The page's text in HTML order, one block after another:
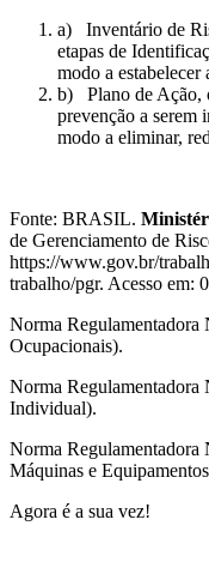
a) Inventário de
etapas de
modo a estabelecer
b) Plano de Ação,
prevenção a serem
modo a eliminar,
Fonte: BRASIL.
de Gerenciamento de
https://www.gov.br/
trabalho/pgr. Acesso em:
Norma Regulamentadora
Ocupacionais).
Norma Regulamentadora
Individual).
Norma Regulamentadora
Máquinas e
Agora é a sua vez!